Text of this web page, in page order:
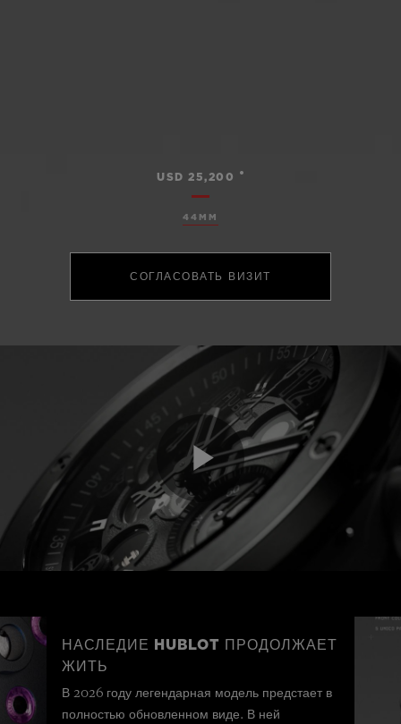
44MM
USD 25,200 •
СОГЛАСОВАТЬ ВИЗИТ
Play
НАСЛЕДИЕ HUBLOT ПРОДОЛЖАЕТ
ЖИТЬ
В 2026 году легендарная модель предстает в
полностью обновленном виде. В ней